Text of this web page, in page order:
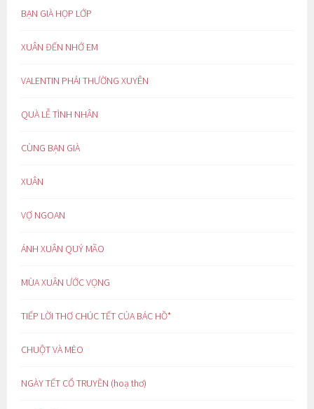
BẠN GIÀ HỌP LỚP
XUÂN ĐẾN NHỚ EM
VALENTIN PHẢI THƯỜNG XUYÊN
QUÀ LỄ TÌNH NHÂN
CÙNG BẠN GIÀ
XUÂN
VỢ NGOAN
ÁNH XUÂN QUÝ MÃO
MÙA XUÂN ƯỚC VỌNG
TIẾP LỜI THƠ CHÚC TẾT CỦA BÁC HỒ*
CHUỘT VÀ MÈO
NGÀY TẾT CỔ TRUYỀN (hoạ thơ)